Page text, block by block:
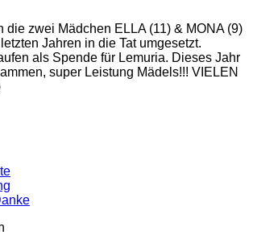
die zwei Mädchen ELLA (11) & MONA (9)
Jahren in die Tat umgesetzt.
als Spende für Lemuria. Dieses Jahr
super Leistung Mädels!!! VIELEN